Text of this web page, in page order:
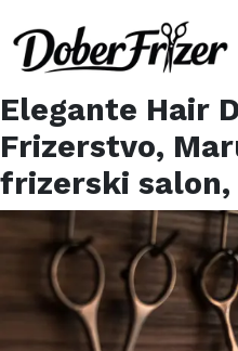
Elegante Hair
Frizerstvo,
frizerski salon,